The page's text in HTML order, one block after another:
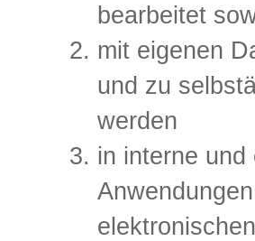
bearbeitet
mit eigenen
und zu
werden
in interne